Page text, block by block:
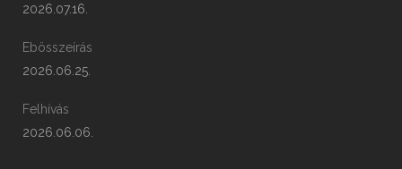
2026.07.16.
Ebösszeírás
2026.06.25.
Felhívás
2026.06.06.